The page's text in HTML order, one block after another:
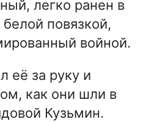
легко ранен в
повязкой,
войной.
её за руку и
как они шли в
Кузьмин.